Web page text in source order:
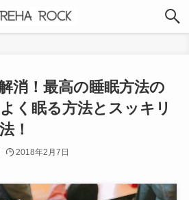
消！最高の睡眠方法の
く眠る方法とスッキリ
！
2018年2月7日